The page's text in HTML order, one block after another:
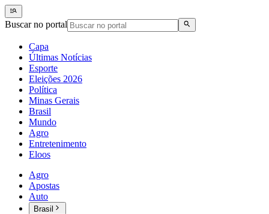
Buscar no portal
Capa
Últimas Notícias
Esporte
Eleições 2026
Política
Minas Gerais
Brasil
Mundo
Agro
Entretenimento
Eloos
Agro
Apostas
Auto
Brasil